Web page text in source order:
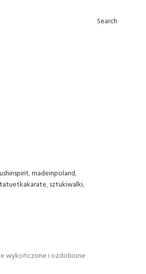
Search
,madeinpoland,
,sztukiwalki,
wykończone i ozdobione